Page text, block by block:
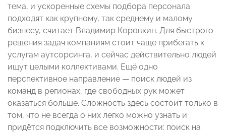
тема, и ускоренные схемы подбора персонала
подходят как крупному, так среднему и малому
бизнесу, считает Владимир Коровкин. Для быстрого
решения задач компаниям стоит чаще прибегать к
услугам аутсорсинга, и сейчас действительно людей
ищут целыми коллективами. Ещё одно
перспективное направление — поиск людей из
команд в регионах, где свободных рук может
оказаться больше. Сложность здесь состоит только в
том, что не всегда о них легко можно узнать и
придётся подключить все возможности: поиск на